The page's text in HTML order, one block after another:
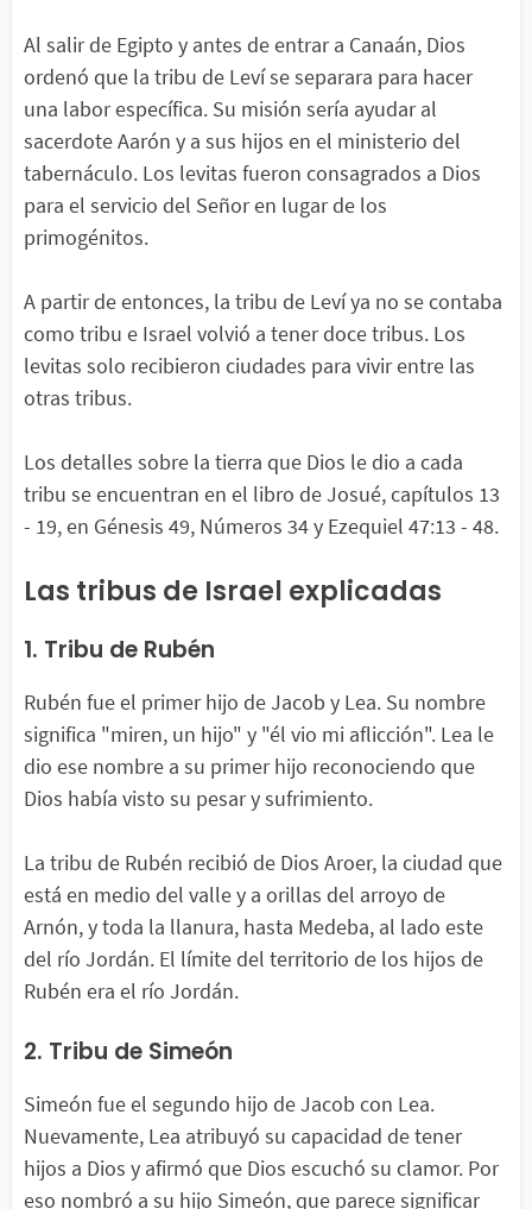
Al salir de Egipto y antes de entrar a Canaán, Dios
ordenó que la tribu de Leví se separara para hacer
una labor específica. Su misión sería ayudar al
sacerdote Aarón y a sus hijos en el ministerio del
tabernáculo. Los levitas fueron consagrados a Dios
para el servicio del Señor en lugar de los
primogénitos.
A partir de entonces, la tribu de Leví ya no se contaba
como tribu e Israel volvió a tener doce tribus. Los
levitas solo recibieron ciudades para vivir entre las
otras tribus.
Los detalles sobre la tierra que Dios le dio a cada
tribu se encuentran en el libro de Josué, capítulos 13
- 19, en Génesis 49, Números 34 y Ezequiel 47:13 - 48.
Las tribus de Israel explicadas
1. Tribu de Rubén
Rubén fue el primer hijo de Jacob y Lea. Su nombre
significa "miren, un hijo" y "él vio mi aflicción". Lea le
dio ese nombre a su primer hijo reconociendo que
Dios había visto su pesar y sufrimiento.
La tribu de Rubén recibió de Dios Aroer, la ciudad que
está en medio del valle y a orillas del arroyo de
Arnón, y toda la llanura, hasta Medeba, al lado este
del río Jordán. El límite del territorio de los hijos de
Rubén era el río Jordán.
2. Tribu de Simeón
Simeón fue el segundo hijo de Jacob con Lea.
Nuevamente, Lea atribuyó su capacidad de tener
hijos a Dios y afirmó que Dios escuchó su clamor. Por
eso nombró a su hijo Simeón, que parece significar